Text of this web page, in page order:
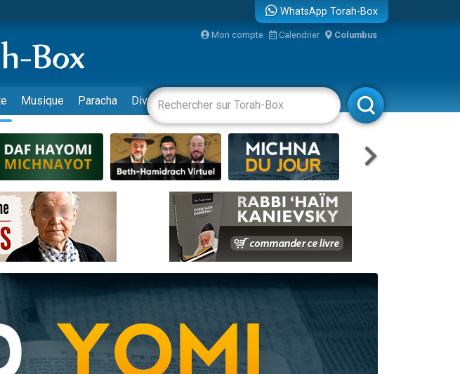
de Vacances Pour les Enfants
ans, dans un appartement insalubre
aux Orphelins
jambe de Yohan
WhatsApp Torah-Box
Mon compte Calendrier Columbus
Musique Paracha Divertissements Livres Rabbanim